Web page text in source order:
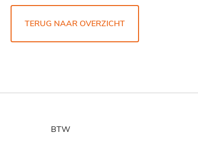
TERUG NAAR OVERZICHT
BTW